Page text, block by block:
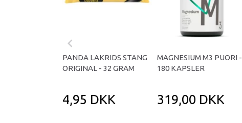
PANDA LAKRIDS STANG
ORIGINAL - 32 GRAM
4,95 DKK
MAGNESIUM M3 PUORI -
180 KAPSLER
319,00 DKK